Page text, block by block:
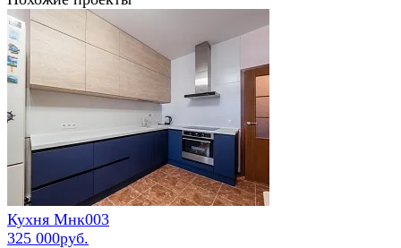
Кухня Мнк003
325 000руб.